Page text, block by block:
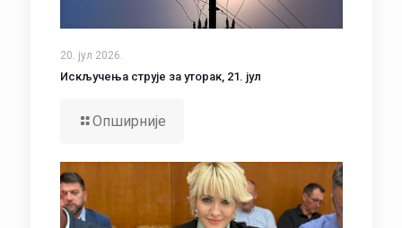
20. јул 2026.
Искључења струје за уторак, 21. јул
Опширније